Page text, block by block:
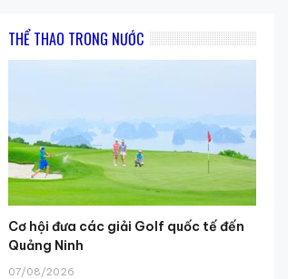
THỂ THAO TRONG NƯỚC
Cơ hội đưa các giải Golf quốc tế đến
Quảng Ninh
07/08/2026